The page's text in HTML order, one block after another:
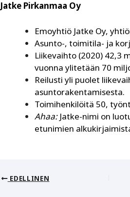
Jatke Pirkanmaa Oy
Emoyhtiö Jatke Oy,
Asunto-, toimitila- ja
Liikevaihto (2020) 42,3
vuonna ylitetään 70
Reilusti yli puolet
asuntorakentamisesta.
Toimihenkilöitä 50,
Ahaa:Jatke-nimi on
etunimien
EDELLINEN